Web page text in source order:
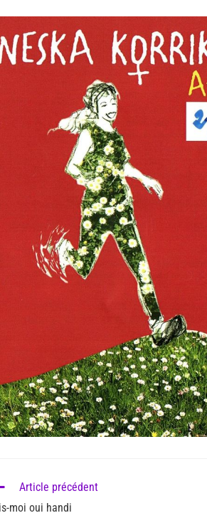
Article précédent
moi oui handi